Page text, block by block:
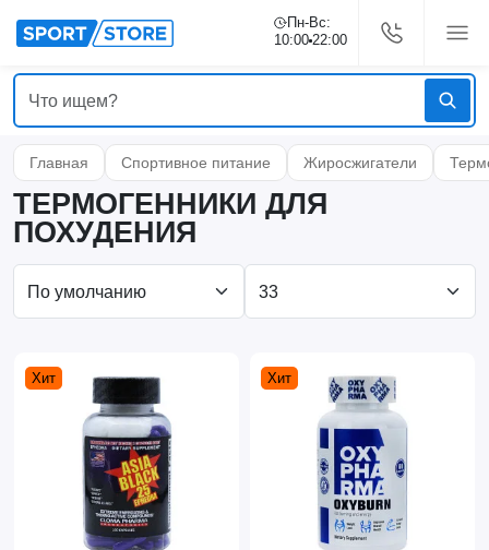
Пн-Вс:
10:00 22:00
Главная Спортивное питание Жиросжигатели
ТЕРМОГЕННИКИ ДЛЯ
ПОХУДЕНИЯ
Хит Хит